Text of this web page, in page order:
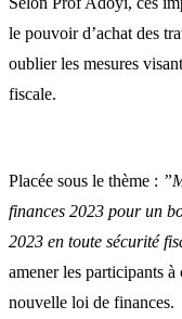
le pouvoir d’achat des
oublier les mesures
fiscale.
Placée sous le thème :
finances 2023 pour un
2023 en toute sécurité
amener les participants
nouvelle loi de finances.